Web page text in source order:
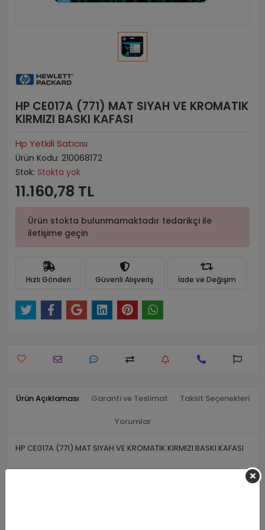
HP CE017A (771) MAT SIYAH VE KROMATIK
KIRMIZI BASKI KAFASI
Hp Yetkili Satıcısı
Ürün Kodu: 210068172
Stok: Stokta yok
11.160,78 TL
Ürün stokta bulunmamaktadır tedarikçi ile
iletişime geçin
Hızlı Gönderi Güvenli Alışveriş İade ve Değişim
Ürün Açıklaması Garanti ve Teslimat Taksit Seçenekleri
Yorumlar
HP CE017A (771) MAT SIYAH VE KROMATIK KIRMIZI BASKI KAFASI